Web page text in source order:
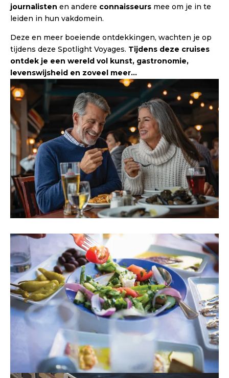
journalisten en andere connaisseurs mee om je in te
leiden in hun vakdomein.
Deze en meer boeiende ontdekkingen, wachten je op
tijdens deze Spotlight Voyages. Tijdens deze cruises
ontdek je een wereld vol kunst, gastronomie,
levenswijsheid en zoveel meer…